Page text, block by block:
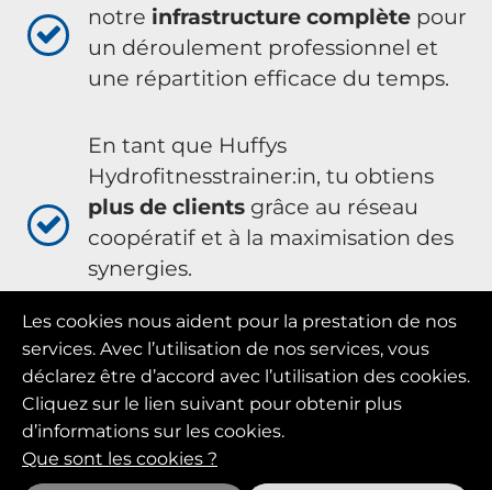
notre infrastructure complète pour
un déroulement professionnel et
une répartition efficace du temps.
En tant que Huffys
Hydrofitnesstrainer:in, tu obtiens
plus de clients grâce au réseau
coopératif et à la maximisation des
synergies.
En tant que Huffys
Hydrofitnesstrainer:in, tu profites de
l'utilisation du UWL(tapis roulant
subaquatique) sur le marché avec
tes chiens de thérapie.
Les cookies nous aident pour la prestation de nos
services. Avec l’utilisation de nos services, vous
déclarez être d’accord avec l’utilisation des cookies.
Cliquez sur le lien suivant pour obtenir plus
d’informations sur les cookies.
Que sont les cookies ?